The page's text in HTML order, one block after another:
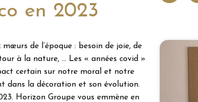
en 2023
de l’époque : besoin de joie, de
à la nature, … Les « années covid »
certain sur notre moral et notre
dans la décoration et son évolution.
Horizon Groupe vous emmène en